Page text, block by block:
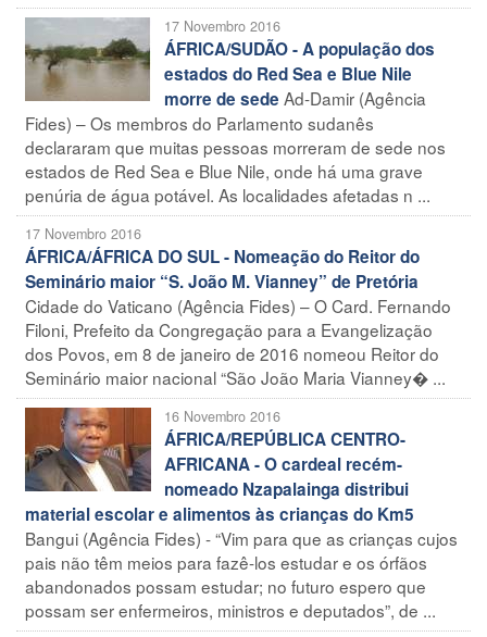
17 Novembro 2016
ÁFRICA/SUDÃO - A população dos
estados do Red Sea e Blue Nile
morre de sede Ad-Damir (Agência
Fides) – Os membros do Parlamento sudanês
declararam que muitas pessoas morreram de sede nos
estados de Red Sea e Blue Nile, onde há uma grave
penúria de água potável. As localidades afetadas n ...
17 Novembro 2016
ÁFRICA/ÁFRICA DO SUL - Nomeação do Reitor do
Seminário maior “S. João M. Vianney” de Pretória
Cidade do Vaticano (Agência Fides) – O Card. Fernando
Filoni, Prefeito da Congregação para a Evangelização
dos Povos, em 8 de janeiro de 2016 nomeou Reitor do
Seminário maior nacional “São João Maria Vianney� ...
16 Novembro 2016
ÁFRICA/REPÚBLICA CENTRO-
AFRICANA - O cardeal recém-
nomeado Nzapalainga distribui
material escolar e alimentos às crianças do Km5
Bangui (Agência Fides) - “Vim para que as crianças cujos
pais não têm meios para fazê-los estudar e os órfãos
abandonados possam estudar; no futuro espero que
possam ser enfermeiros, ministros e deputados”, de ...